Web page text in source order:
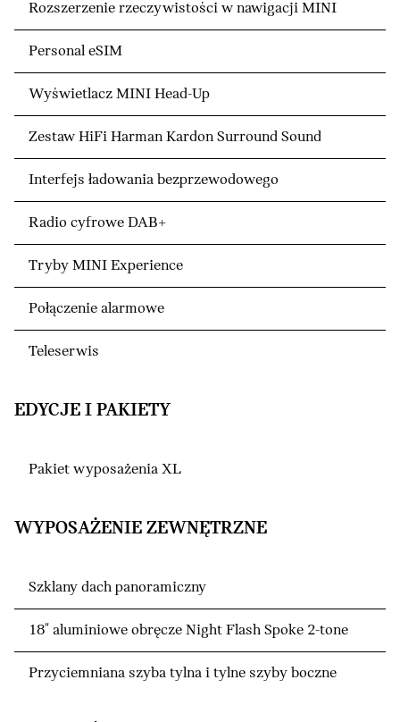
Rozszerzenie rzeczywistości w nawigacji MINI
Personal eSIM
Wyświetlacz MINI Head-Up
Zestaw HiFi Harman Kardon Surround Sound
Interfejs ładowania bezprzewodowego
Radio cyfrowe DAB+
Tryby MINI Experience
Połączenie alarmowe
Teleserwis
EDYCJE I PAKIETY
Pakiet wyposażenia XL
WYPOSAŻENIE ZEWNĘTRZNE
Szklany dach panoramiczny
18" aluminiowe obręcze Night Flash Spoke 2-tone
Przyciemniana szyba tylna i tylne szyby boczne